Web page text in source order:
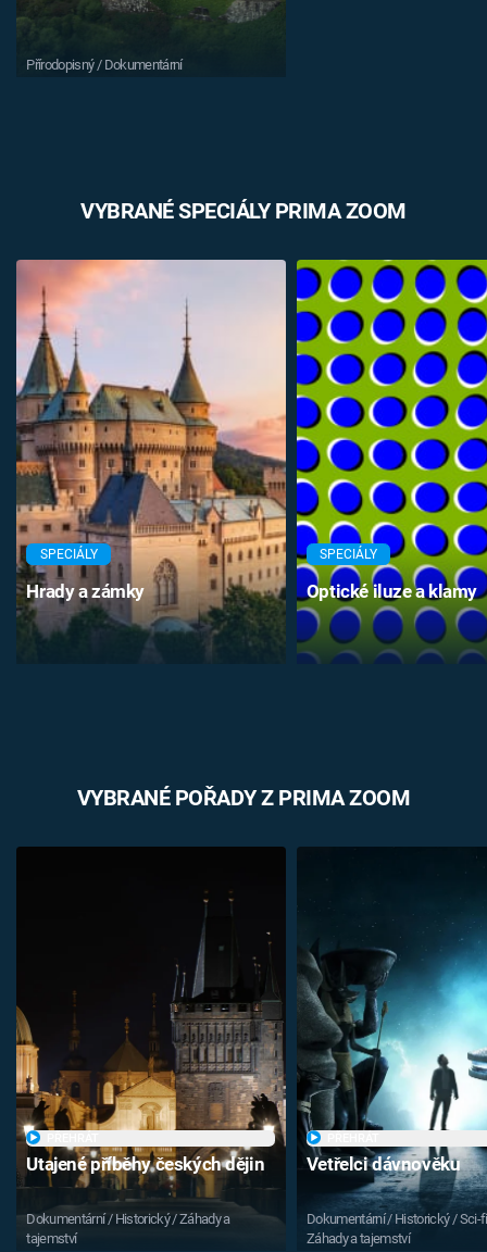
Přírodopisný / Dokumentární
VYBRANÉ SPECIÁLY PRIMA ZOOM
SPECIÁLY
Hrady a zámky
SPECIÁLY
Optické iluze a klamy
VYBRANÉ POŘADY Z PRIMA ZOOM
Utajené příběhy českých dějin
Dokumentární / Historický / Záhady a
tajemství
Vetřelci dávnověku
Dokumentární / Historický / Sci-
Záhady a tajemství